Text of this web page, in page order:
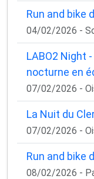
Run and bike
04/02/2026 -
LABO2 Night
nocturne en
07/02/2026 -
La Nuit du
07/02/2026 -
Run and bike
08/02/2026 -